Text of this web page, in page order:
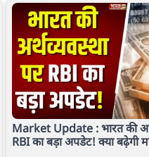
Market Update : भारत की
RBI का बड़ा अपडेट! क्या बढ़ेगी